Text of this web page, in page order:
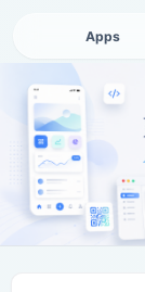
Apps